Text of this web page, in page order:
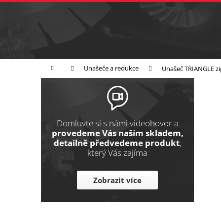
Přejít
Domů Unašeče a redukce Unašeč TRIANGLE
P
p
Domluvte si s námi videohovor a
provedeme Vás naším skladem,
detailně předvedeme produkt,
který Vás zajíma
Zobrazit více
K
k